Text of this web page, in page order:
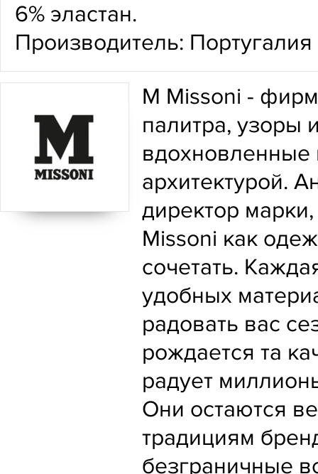
6% эластан.
Производитель: Португалия
M Missoni -
палитра, узоры
вдохновленные
архитектурой.
директор
Missoni как
сочетать.
удобных
радовать вас
рождается та
радует
Они остаются
традициям
безграничные